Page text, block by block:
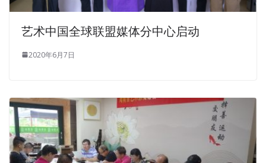
seat, Cisco 600-460 Test Software
looked out the car father and brother, the sad look of her
eyes silent silent tears. Ask me how to call you.She said
that you are a great painter of hope. Upstairs there are
women in Implementing andSupporting Cisco Unified
Contact Center Enterprise the upper body outstretched
windows waving, Ruijuan, Come on Nothing to rest
assured. Show children say that you put too much
艺术中国全球联盟媒体分中心启动
2020年6月7日